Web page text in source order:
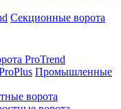
Секционные ворота
ProTrend
Промышленные
ворота